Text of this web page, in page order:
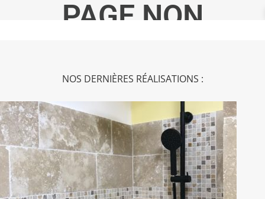
NOS DERNIÈRES RÉALISATIONS :